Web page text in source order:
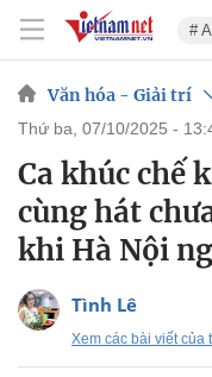
#
Văn hóa - Giải trí
thứ ba, 07/10/2025 -
Ca khúc chế
cùng hát
khi Hà Nội
Tình Lê
Xem các bài viết của